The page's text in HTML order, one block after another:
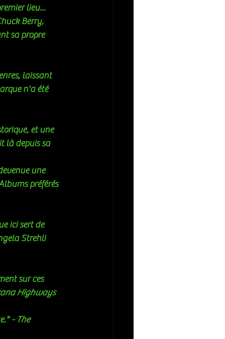
lieu...
Berry,
sa propre
n'a été
et une
là depuis sa
devenue une
préférés
ici sert de
Strehli
Highways
- The